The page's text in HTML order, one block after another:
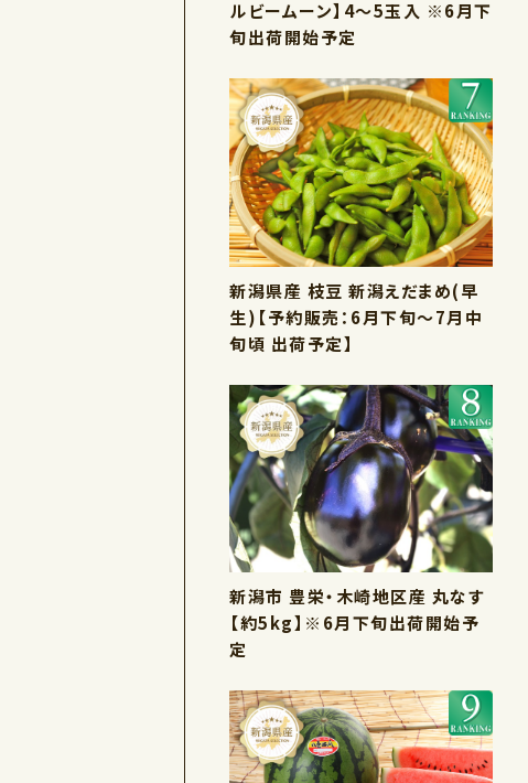
ルビームーン】4～5玉入 ※6月下
旬出荷開始予定
新潟県産 枝豆 新潟えだまめ(早
生)【予約販売：6月下旬～7月中
旬頃 出荷予定】
新潟市 豊栄・木崎地区産 丸なす
【約5kg】※6月下旬出荷開始予
定